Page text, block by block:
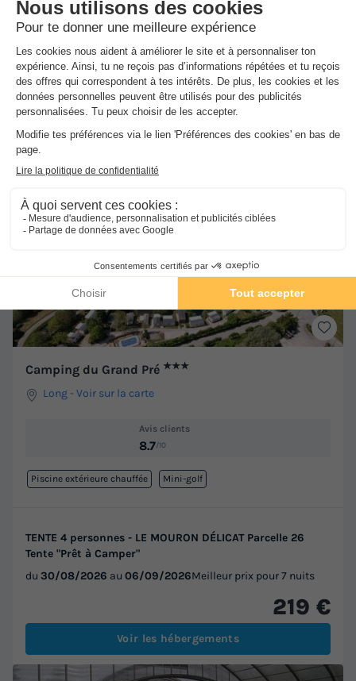
Piscine intérieure chauffée Toboggan aquatique
+ 1
MOBILHOME 6 personnes - Mobil Home 2 Chs
du18/10/2026au25/10/2026Meilleur prix pour 7 nuits
390 €
Voir les hébergements
Camping du Grand Pré ★★★
Long -Voir sur la carte
Avis clients
8.7/10
Piscine extérieure chauffée Mini-golf
TENTE 4 personnes - LE MOURON DÉLICAT Parcelle 26
Tente "Prêt à Camper"
du 30/08/2026 au 06/09/2026Meilleur prix pour 7 nuits
219 €
Voir les hébergements